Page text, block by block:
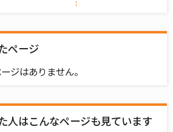
ページ
ジはありません。
人はこんなページも見ています